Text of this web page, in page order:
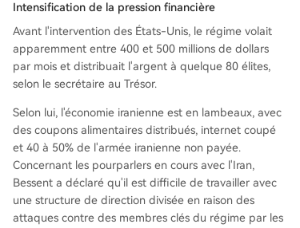
Intensification de la pression financière
Avant l'intervention des États-Unis, le régime volait
apparemment entre 400 et 500 millions de dollars
par mois et distribuait l'argent à quelque 80 élites,
selon le secrétaire au Trésor.
Selon lui, l'économie iranienne est en lambeaux, avec
des coupons alimentaires distribués, internet coupé
et 40 à 50% de l'armée iranienne non payée.
Concernant les pourparlers en cours avec l'Iran,
Bessent a déclaré qu'il est difficile de travailler avec
une structure de direction divisée en raison des
attaques contre des membres clés du régime par les